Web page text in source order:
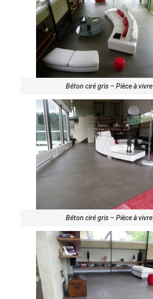
Béton ciré gris – Pièce à vivre
Béton ciré gris – Pièce à vivre